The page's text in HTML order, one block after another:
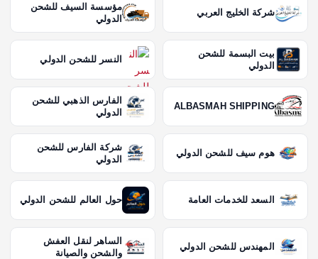
شركة الخليج العربي
مؤسسة السيف للشحن
الدولي
بيت البسمة للشحن
الدولي
النسر للشحن الدولي
ALBASMAH SHIPPING
الفارس الذهبي للشحن
الدولي
هوم سيف للشحن الدولي
شركة الفارس للشحن
الدولي
السعد للخدمات العامة حول العالم للشحن الدولي
المهندس للشحن الدولي
الساهر لنقل العفش
والشحن والصيانة